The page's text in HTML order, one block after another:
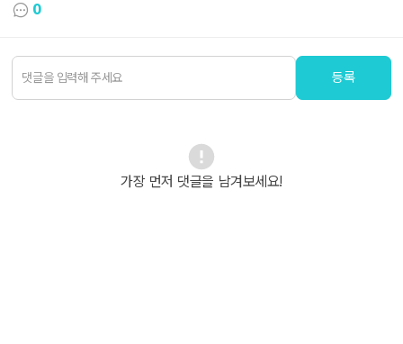
0
등록
가장 먼저 댓글을 남겨보세요!